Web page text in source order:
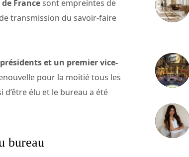
Francesont empreintes de
transmission du savoir-faire
et un premier vice-
pour la moitié tous les
élu et le bureau a été
bureau